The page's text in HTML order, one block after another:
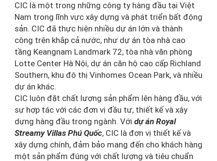
CIC là một trong những công ty hàng đầu tại Việt
Nam trong lĩnh vực xây dựng và phát triển bất động
sản. CIC đã thực hiện nhiều dự án lớn và thành
công trên khắp cả nước, như dự án tòa nhà cao
tầng Keangnam Landmark 72, tòa nhà văn phòng
Lotte Center Hà Nội, dự án căn hộ cao cấp Richland
Southern, khu đô thị Vinhomes Ocean Park, và nhiều
dự án khác.
CIC luôn đặt chất lượng sản phẩm lên hàng đầu, với
sự hợp tác với các đơn vị đầu tư, thiết kế và xây
dựng hàng đầu trong ngành. Với dự án Royal
Streamy Villas Phú Quốc, CIC là đơn vị thiết kế và
xây dựng chính, đảm bảo mang đến cho khách hàng
một sản phẩm đúng với chất lượng và tiêu chuẩn